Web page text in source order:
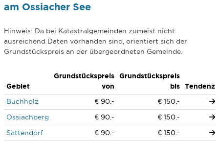
am Ossiacher See
Hinweis: Da bei Katastralgemeinden zumeist nicht
ausreichend Daten vorhanden sind, orientiert sich der
Grundstückspreis an der übergeordneten Gemeinde.
Gebiet
Grundstückspreis
von
Grundstückspreis
bis
Tendenz
Buchholz
€ 90.-
€ 150.-
Ossiachberg
€ 90.-
€ 150.-
Sattendorf
€ 90.-
€ 150.-